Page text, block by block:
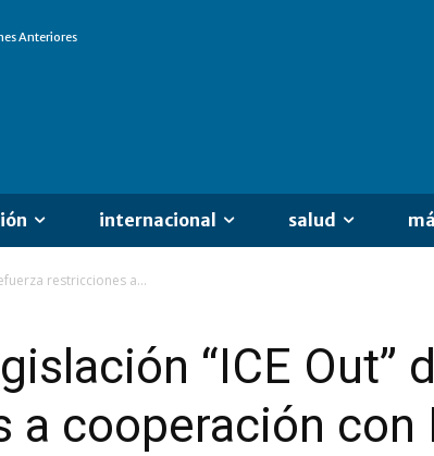
Anteriores
internacional salud
restricciones a...
“ICE Out”
cooperación con